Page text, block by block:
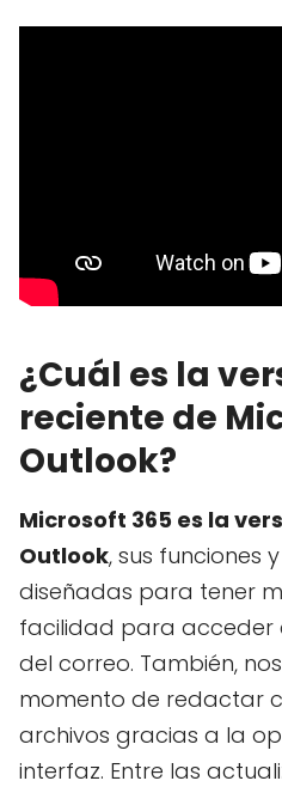
¿Cuál es la
reciente de
Outlook?
Microsoft 365 es la
Outlook, sus funciones
diseñadas para tener
facilidad para acceder
del correo. También,
momento de redactar
archivos gracias a la
interfaz. Entre las